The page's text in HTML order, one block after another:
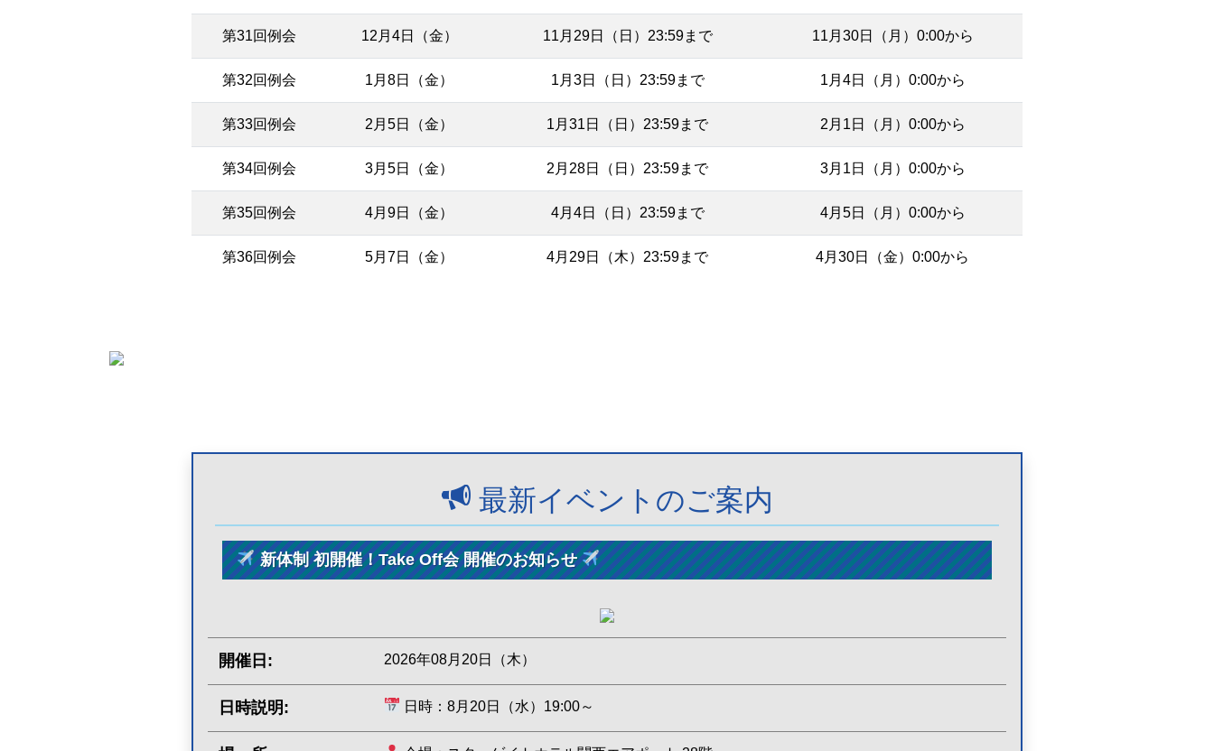
第31回例会 12月4日（金） 11月29日（日）23:59まで 11月30日（月）0:00から
第32回例会 1月8日（金） 1月3日（日）23:59まで 1月4日（月）0:00から
第33回例会 2月5日（金） 1月31日（日）23:59まで 2月1日（月）0:00から
第34回例会 3月5日（金） 2月28日（日）23:59まで 3月1日（月）0:00から
第35回例会 4月9日（金） 4月4日（日）23:59まで 4月5日（月）0:00から
第36回例会 5月7日（金） 4月29日（木）23:59まで 4月30日（金）0:00から
最新イベントのご案内
新体制 初開催！Take Off会 開催のお知らせ
開催日: 2026年08月20日（木）
日時説明: 日時：8月20日（水）19:00～